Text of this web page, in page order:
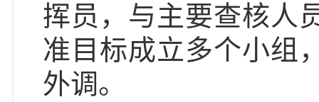
挥员，与主要查核人
准目标成立多个小组
外调。